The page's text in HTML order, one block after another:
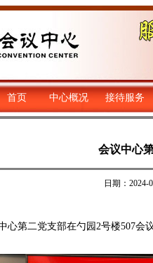
首页 中心概况 接待服务
会议中心
日期：
第二党支部在勺园2号楼507会